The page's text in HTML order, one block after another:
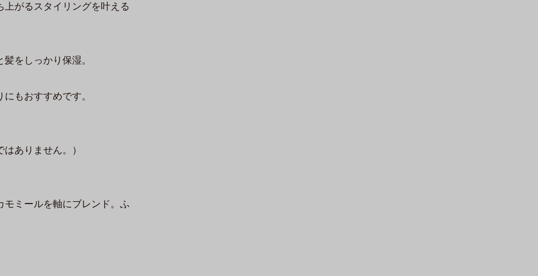
がるスタイリングを叶える
をしっかり保湿。
もおすすめです。
ありません。）
ミールを軸にブレンド。ふ